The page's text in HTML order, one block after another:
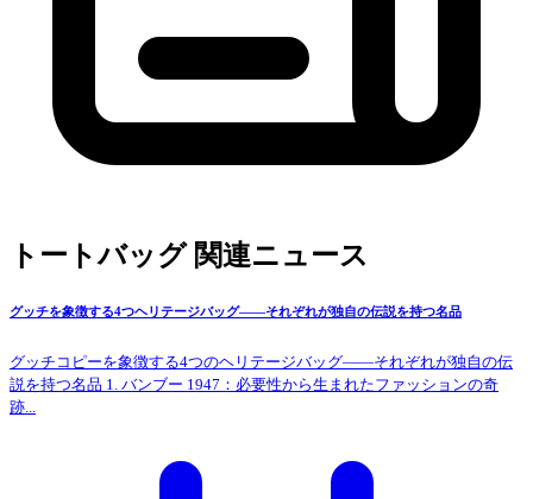
トートバッグ 関連ニュース
グッチを象徴する4つヘリテージバッグ――それぞれが独自の伝説を持つ名品
グッチコピーを象徴する4つのヘリテージバッグ――それぞれが独自の伝
説を持つ名品 1. バンブー 1947：必要性から生まれたファッションの奇
跡...